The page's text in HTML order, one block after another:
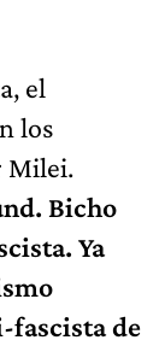
el
los
Milei.
Bicho
Ya
fascista de